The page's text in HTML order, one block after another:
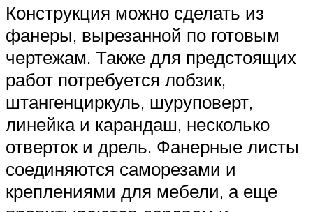
Конструкция можно сделать из
фанеры, вырезанной по готовым
чертежам. Также для предстоящих
работ потребуется лобзик,
штангенциркуль, шуруповерт,
линейка и карандаш, несколько
отверток и дрель. Фанерные листы
соединяются саморезами и
креплениями для мебели, а еще